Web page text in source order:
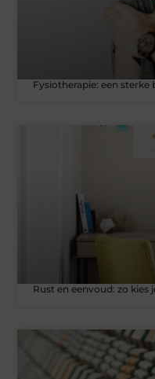
Fysiotherapie: een sterke
Rust en eenvoud: zo kies